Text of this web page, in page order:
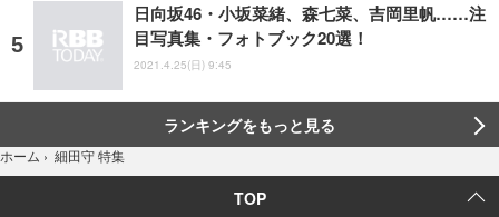
日向坂46・小坂菜緒、森七菜、吉岡里帆……注
目写真集・フォトブック20選！
2021.4.25(日) 9:45
ランキングをもっと見る
ホーム › 細田守 特集
TOP